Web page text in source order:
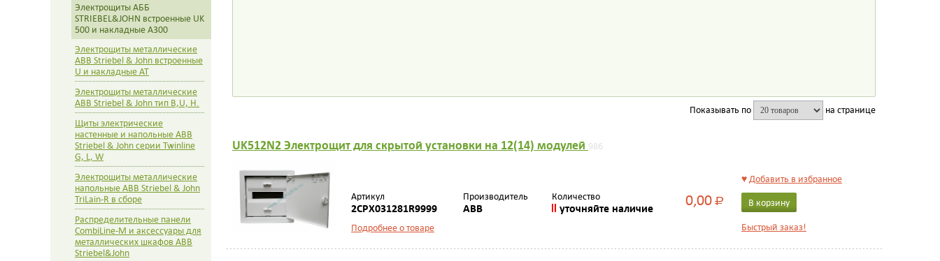
Электрощиты АББ
STRIEBEL&JOHN встроенные UK
500 и накладные А300
Электрощиты металлические
ABB Striebel & John встроенные
U и накладные AT
Электрощиты металлические
ABB Striebel & John тип B,U, H.
Щиты электрические
настенные и напольные ABB
Striebel & John серии Twinline
G, L, W
Электрощиты металлические
напольные ABB Striebel & John
TriLain-R в сборе
Распределительные панели
CombiLine-M и аксессуары для
металлических шкафов АВВ
Striebel&John
Показывать по на странице
UK512N2 Электрощит для скрытой установки на 12(14) модулей 986
Артикул
2CPX031281R9999
Подробнее о товаре
Производитель
ABB
Количество
уточняйте наличие 0,00Р
♥Добавить в избранное
В корзину
Быстрый заказ!